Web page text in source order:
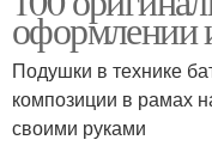
оформлении
Подушки в технике
композиции в рамах
своими руками